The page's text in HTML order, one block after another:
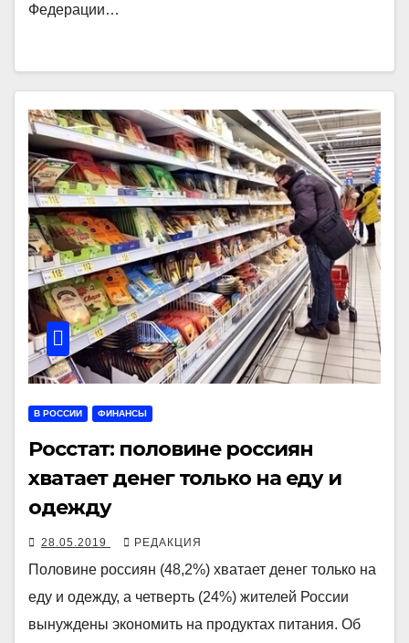
Федерации…
В РОССИИ ФИНАНСЫ
Росстат: половине россиян
хватает денег только на еду и
одежду
28.05.2019 РЕДАКЦИЯ
Половине россиян (48,2%) хватает денег только на
еду и одежду, а четверть (24%) жителей России
вынуждены экономить на продуктах питания. Об